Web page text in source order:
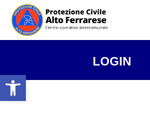
Open toolbar
LOGIN